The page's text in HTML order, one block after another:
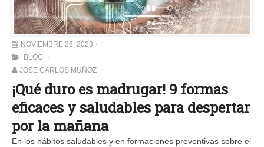
NOVIEMBRE 26, 2023
BLOG
JOSE CARLOS MUÑOZ
¡Qué duro es madrugar! 9 formas
eficaces y saludables para despertar
por la mañana
En los hábitos saludables y en formaciones preventivas sobre el